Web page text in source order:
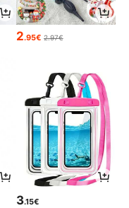
2.95€ 2.97€
3.15€